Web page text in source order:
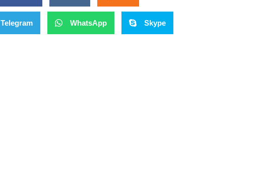
Telegram WhatsApp Skype